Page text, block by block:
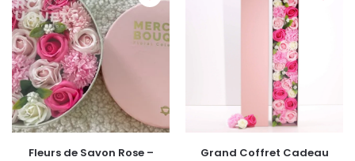
Fleurs de Savon Rose –
Grand Coffret Cadeau